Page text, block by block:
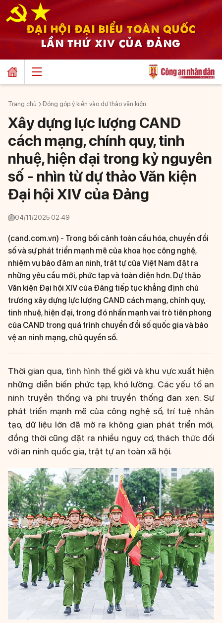
ĐẠI HỘI ĐẠI BIỂU TOÀN QUỐC
LẦN THỨ XIV CỦA ĐẢNG
Trang chủ Đóng góp ý kiến vào dự thảo văn kiện
Xây dựng lực lượng CAND
cách mạng, chính quy, tinh
nhuệ, hiện đại trong kỷ nguyên
số - nhìn từ dự thảo Văn kiện
Đại hội XIV của Đảng
04/11/2025 02:49
(cand.com.vn) - Trong bối cảnh toàn cầu hóa, chuyển đổi
số và sự phát triển mạnh mẽ của khoa học công nghệ,
nhiệm vụ bảo đảm an ninh, trật tự của Việt Nam đặt ra
những yêu cầu mới, phức tạp và toàn diện hơn. Dự thảo
Văn kiện Đại hội XIV của Đảng tiếp tục khẳng định chủ
trương xây dựng lực lượng CAND cách mạng, chính quy,
tinh nhuệ, hiện đại, trong đó nhấn mạnh vai trò tiên phong
của CAND trong quá trình chuyển đổi số quốc gia và bảo
vệ an ninh mạng, chủ quyền số.
Thời gian qua, tình hình thế giới và khu vực xuất hiện
những diễn biến phức tạp, khó lường. Các yếu tố an
ninh truyền thống và phi truyền thống đan xen. Sự
phát triển mạnh mẽ của công nghệ số, trí tuệ nhân
tạo, dữ liệu lớn đã mở ra không gian phát triển mới,
đồng thời cũng đặt ra nhiều nguy cơ, thách thức đối
với an ninh quốc gia, trật tự an toàn xã hội.